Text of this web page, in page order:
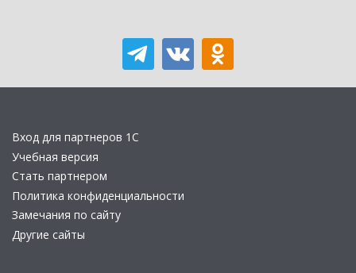
Вход для партнеров 1С
Учебная версия
Стать партнером
Политика конфиденциальности
Замечания по сайту
Другие сайты